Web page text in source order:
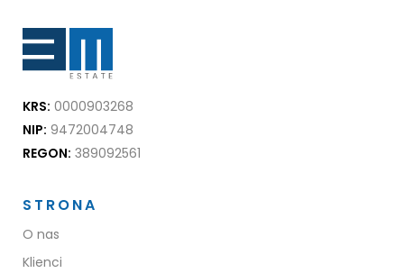
KRS: 0000903268
NIP: 9472004748
REGON: 389092561
STRONA
O nas
Klienci